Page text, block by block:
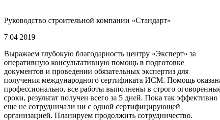
Руководство строительной компании «Стандарт»
7 04 2019
Выражаем глубокую благодарность центру «Эксперт» за
оперативную консультативную помощь в подготовке
документов и проведении обязательных экспертиз для
получения международного сертификата ИСМ. Помощь
профессионально, все работы выполнены в строго
сроки, результат получен всего за 5 дней. Пока так эффективно
еще не сотрудничали ни с одной сертифицирующей
организацией. Планируем продолжить сотрудничество.